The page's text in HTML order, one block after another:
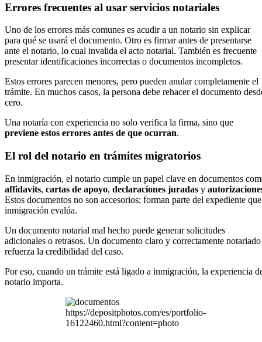
Errores frecuentes al usar servicios notariales
Uno de los errores más comunes es acudir a un notario sin explicar
para qué se usará el documento. Otro es firmar antes de presentarse
ante el notario, lo cual invalida el acto notarial. También es frecuente
presentar identificaciones incorrectas o documentos incompletos.
Estos errores parecen menores, pero pueden anular completamente el
trámite. En muchos casos, la persona debe rehacer el documento
cero.
Una notaría con experiencia no solo verifica la firma, sino que
previene estos errores antes de que ocurran.
El rol del notario en trámites migratorios
En inmigración, el notario cumple un papel clave en documentos
affidavits, cartas de apoyo, declaraciones juradas y
Estos documentos no son accesorios; forman parte del expediente que
inmigración evalúa.
Un documento notarial mal hecho puede generar solicitudes
adicionales o retrasos. Un documento claro y correctamente notariado
refuerza la credibilidad del caso.
Por eso, cuando un trámite está ligado a inmigración, la experiencia
notario importa.
https://depositphotos.com/es/portfolio-
16122460.html?content=photo